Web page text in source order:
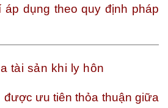
áp dụng theo quy định pháp
tài sản khi ly hôn
được ưu tiên thỏa thuận giữa